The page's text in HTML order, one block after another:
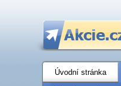
Úvodní stránka